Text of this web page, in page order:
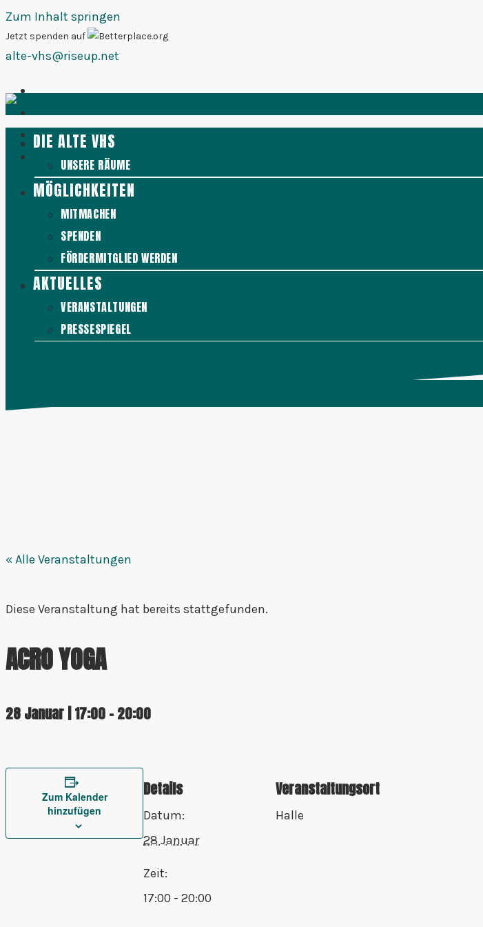
Zum Inhalt springen
Jetzt spenden auf
alte-vhs@riseup.net
DIE ALTE VHS
UNSERE RÄUME
MÖGLICHKEITEN
MITMACHEN
SPENDEN
FÖRDERMITGLIED WERDEN
AKTUELLES
VERANSTALTUNGEN
PRESSESPIEGEL
« Alle Veranstaltungen
Diese Veranstaltung hat bereits stattgefunden.
ACRO YOGA
28 Januar | 17:00-20:00
Zum Kalender
hinzufügen
Details
Datum:
28 Januar
Zeit:
17:00 - 20:00
Veranstaltungsort
Halle